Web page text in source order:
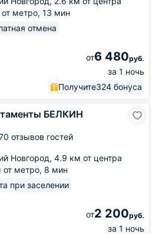
от метро, 13 мин
отмена
от6 480руб.
за 1 ночь
Получите324 бонуса
БЕЛКИН
отзывов гостей
Новгород, 4.9 км от центра
метро, 8 мин
при заселении
от2 200руб.
за 1 ночь